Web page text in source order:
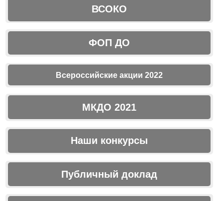
ВСОКО
ФОП ДО
Всероссийские акции 2022
МКДО 2021
Наши конкурсы
Публичный доклад